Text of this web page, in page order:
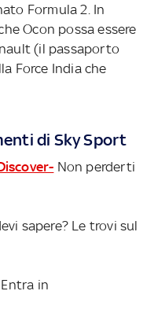
Formula 2. In
Ocon possa essere
(il passaporto
Force India che
di Sky Sport
Non perderti
sapere? Le trovi sul
Entra in